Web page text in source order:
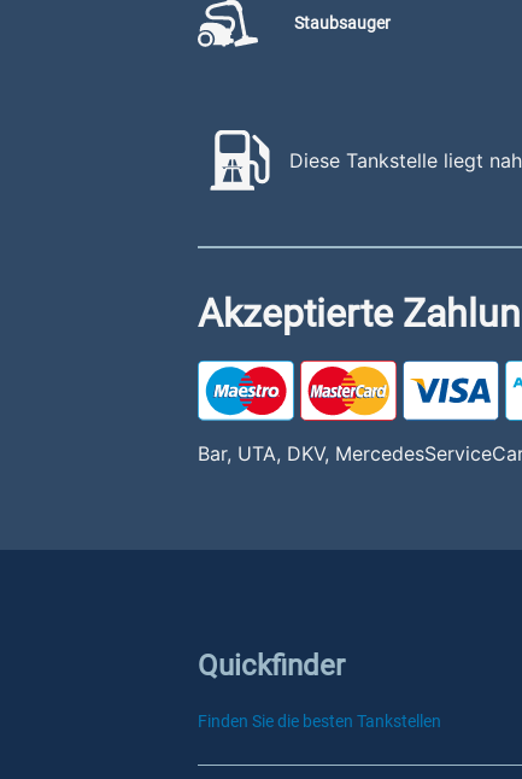
Staubsauger
Diese Tankstelle liegt
Akzeptierte
Bar, UTA, DKV,
Quickfinder
Finden Sie die besten Tankstellen